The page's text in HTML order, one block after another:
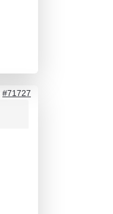
#71727